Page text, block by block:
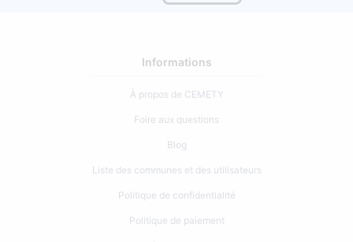
Informations
À propos de CEMETY
Foire aux questions
Blog
Liste des communes et des utilisateurs
Politique de confidentialité
Politique de paiement